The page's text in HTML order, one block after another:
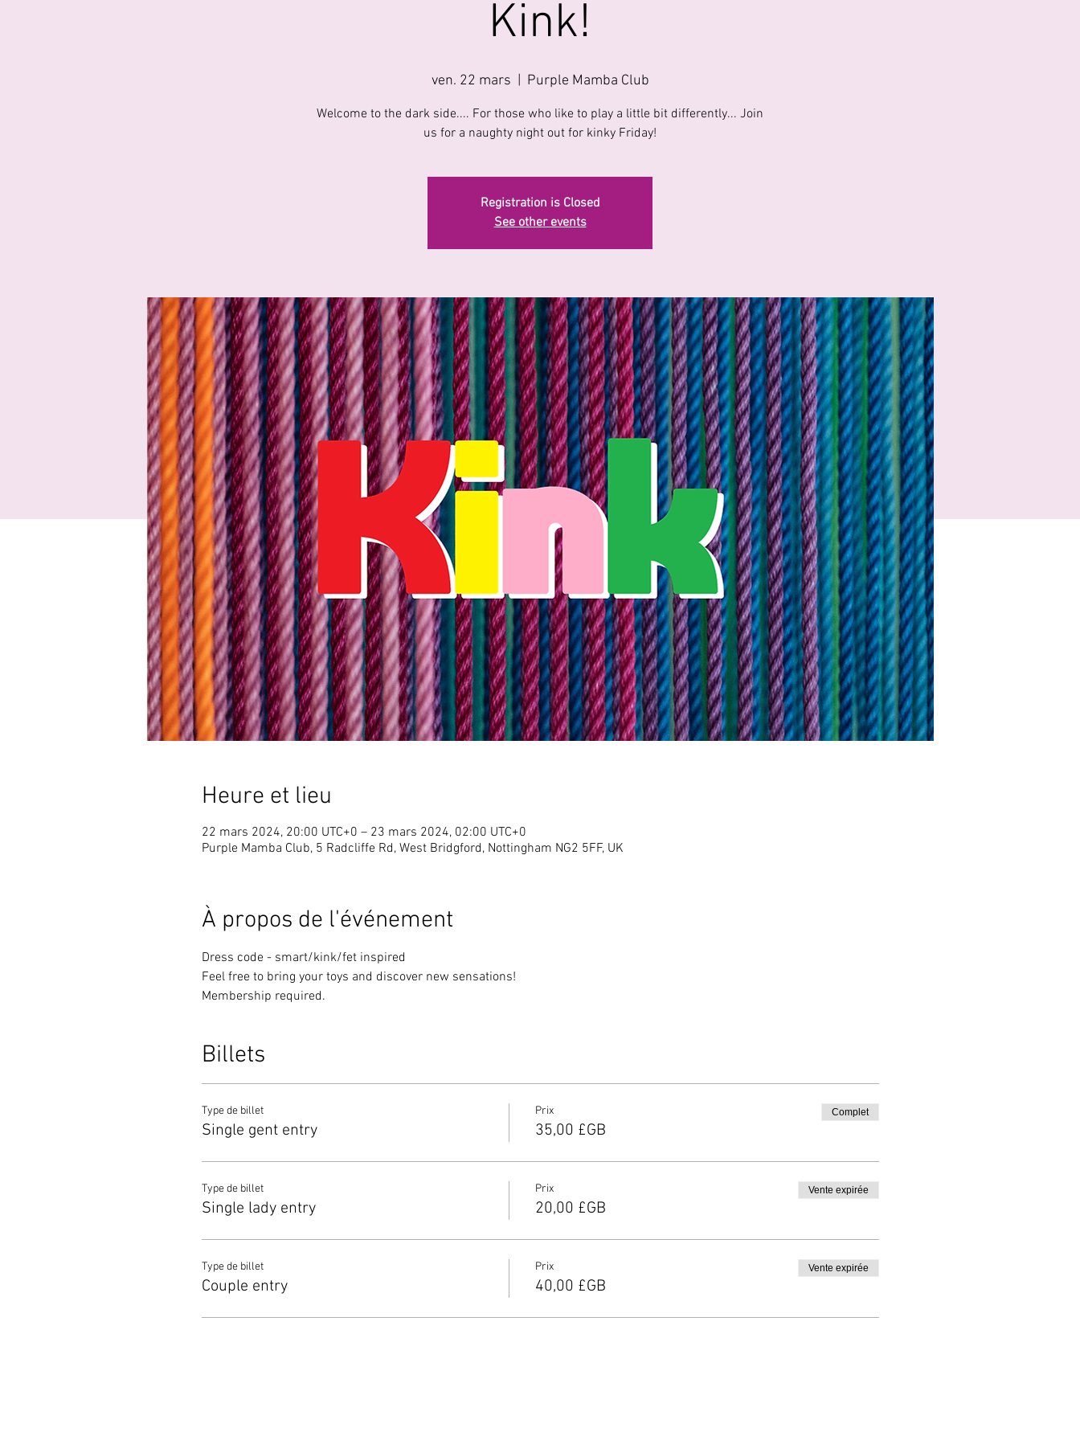
Kink!
ven. 22 mars
  |
Purple Mamba Club
Welcome to the dark side.... For those who like to play a little bit differently... Join
Registration is Closed
See other events
Heure et lieu
22 mars 2024, 20:00 UTC+0 – 23 mars 2024, 02:00 UTC+0
Purple Mamba Club, 5 Radcliffe Rd, West Bridgford, Nottingham NG2 5FF, UK
À propos de l'événement
Dress code - smart/kink/fet inspired
Feel free to bring your toys and discover new sensations!
Membership required.
Billets
Type de billet
Single gent entry
Prix
35,00 £GB
Complet
Type de billet
Single lady entry
Prix
20,00 £GB
Vente expirée
Type de billet
Couple entry
Prix
40,00 £GB
Vente expirée